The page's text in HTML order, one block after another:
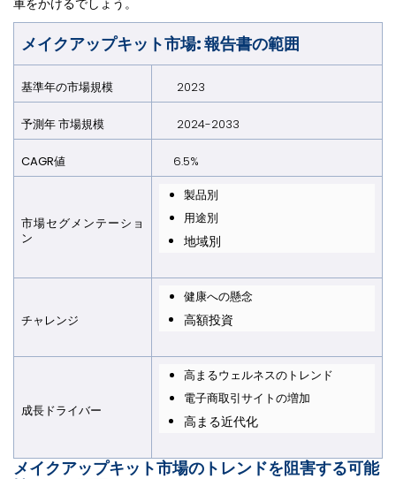
メイクアップキット市場: 報告書の範囲
基準年の市場規模 2023
予測年 市場規模 2024-2033
CAGR値 6.5%
市場セグメンテーショ
ン
製品別
用途別
地域別
チャレンジ
健康への懸念
高額投資
成長ドライバー
高まるウェルネスのトレンド
電子商取引サイトの増加
高まる近代化
メイクアップキット市場のトレンドを阻害する可能